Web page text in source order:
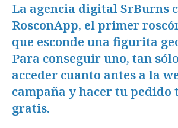
La agencia digital SrBurns
RosconApp, el primer
que esconde una figurita
Para conseguir uno, tan
acceder cuanto antes a la
campaña y hacer tu pedido
gratis.